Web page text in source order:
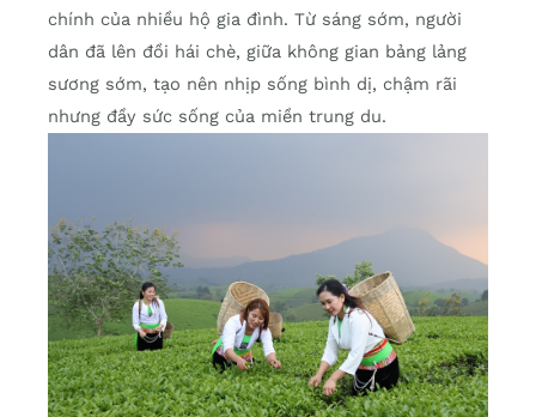
chính của nhiều hộ gia đình. Từ sáng sớm, người
dân đã lên đồi hái chè, giữa không gian bảng lảng
sương sớm, tạo nên nhịp sống bình dị, chậm rãi
nhưng đầy sức sống của miền trung du.